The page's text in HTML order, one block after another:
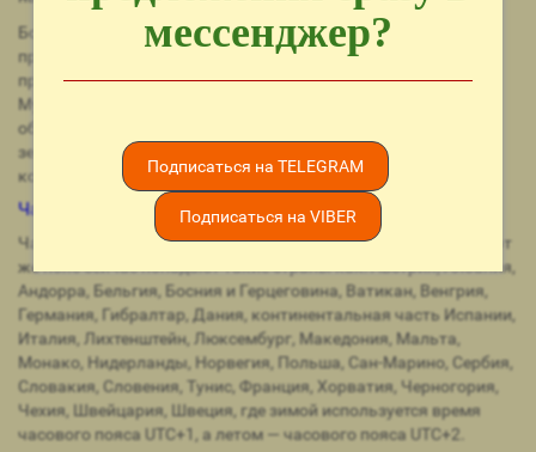
мессенджер?
Подписаться на TELEGRAM
Подписаться на VIBER
Большая часть православного населения Черногории
проживает на плоскогорье и в горных районах страны, а
практически все католики — в прибрежных областях.
Мусульмане по большей части живут достаточно
обособленно, занимая приграничные с Косово и Албанией
земли, а также местность под названием Санджак, часть
которого находится на территории Сербии.
Часовой пояс Черногории
Часовой пояс в Черногории: зимой UTC+1, летом UTC+2, в этот
же пояс сейчас попадают такие страны как: Австрия, Албания,
Андорра, Бельгия, Босния и Герцеговина, Ватикан, Венгрия,
Германия, Гибралтар, Дания, континентальная часть Испании,
Италия, Лихтенштейн, Люксембург, Македония, Мальта,
Монако, Нидерланды, Норвегия, Польша, Сан-Марино, Сербия,
Словакия, Словения, Тунис, Франция, Хорватия, Черногория,
Чехия, Швейцария, Швеция, где зимой используется время
часового пояса UTC+1, а летом — часового пояса UTC+2.